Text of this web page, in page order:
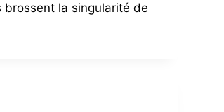
brossent la singularité de